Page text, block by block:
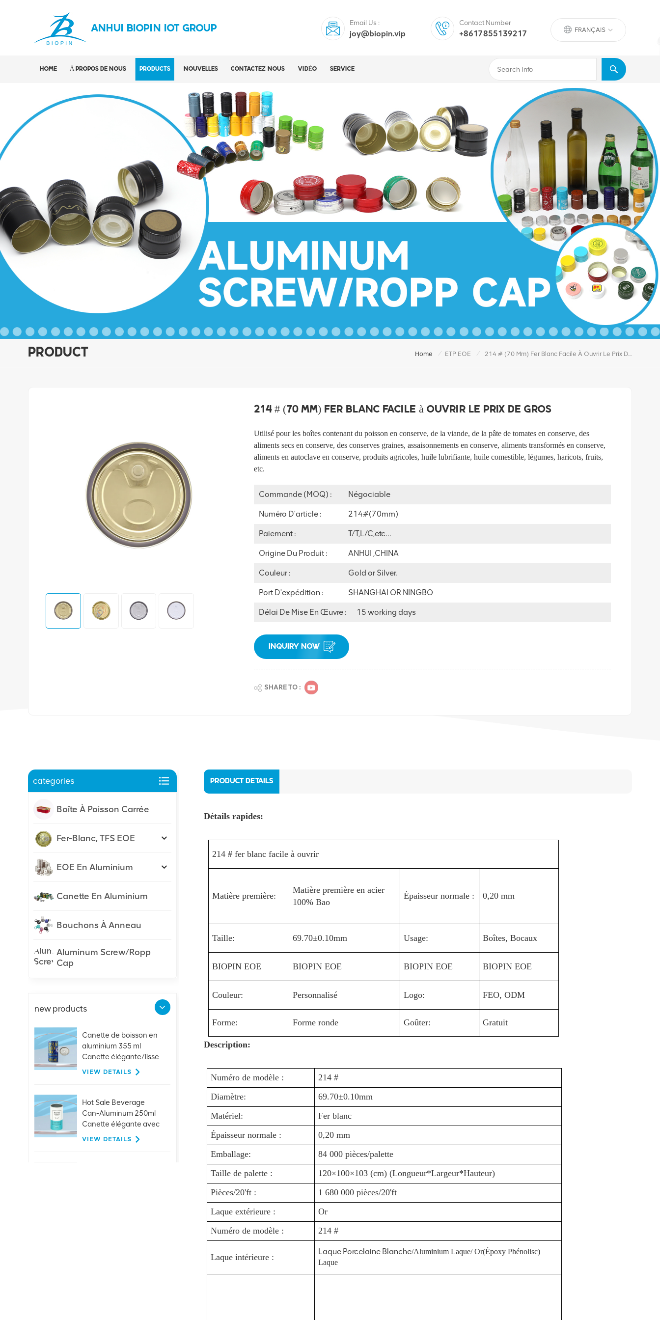
ANHUI BIOPIN IOT GROUP FRANÇAIS
Email Us :
joy@biopin.vip
Contact Number
+8617855139217
HOME À PROPOS DE NOUS PRODUCTS NOUVELLES CONTACTEZ-NOUS VIDÉO SERVICE
PRODUCT Home / ETP EOE / 214 # (70 Mm) Fer Blanc Facile À Ouvrir Le Prix De Gros
214 # (70 mm) fer blanc facile à ouvrir le prix de gros
Utilisé pour les boîtes contenant du poisson en conserve, de la viande, de la pâte de tomates en conserve, des
aliments secs en conserve, des conserves graines, assaisonnements en conserve, aliments transformés en conserve,
aliments en autoclave en conserve, produits agricoles, huile lubrifiante, huile comestible, légumes, haricots, fruits,
etc.
Commande (MOQ) : Négociable
Numéro D'article : 214#(70mm)
Paiement : T/T,L/C,etc...
Origine Du Produit : ANHUI ,CHINA
Couleur : Gold or Silver.
Port D'expédition : SHANGHAI OR NINGBO
Délai De Mise En Œuvre : 15 working days
INQUIRY NOW
SHARE TO :
PRODUCT DETAILS
Détails rapides:
214 # fer blanc facile à ouvrir
Matière première:
Matière première en acier
100% Bao
Épaisseur normale : 0,20 mm
Taille: 69.70±0.10mm Usage: Boîtes, Bocaux
BIOPIN EOE BIOPIN EOE BIOPIN EOE BIOPIN EOE
Couleur: Personnalisé Logo: FEO, ODM
Forme: Forme ronde Goûter: Gratuit
Description:
Numéro de modèle :
214 #
Diamètre:
69.70±0.10mm
Matériel:
Fer blanc
Épaisseur normale :
0,20 mm
Emballage:
84 000 pièces/palette
Taille de palette :
120×100×103 (cm) (Longueur*Largeur*Hauteur)
Pièces/20'ft :
1 680 000 pièces/20'ft
Laque extérieure :
Or
Numéro de modèle :
214 #
Laque intérieure :
Laque Porcelaine Blanche/Aluminium Laque/ Or(ÉpoxyPhénolisc)
Laque
categories
Boîte À Poisson Carrée
Fer-Blanc, TFS EOE
EOE En Aluminium
Canette En Aluminium
Bouchons À Anneau
Aluminum Screw/Ropp
Cap
new products
Canette de boisson en
aluminium 355 ml
Canette élégante/lisse
VIEW DETAILS
Hot Sale Beverage
Can-Aluminum 250ml
Canette élégante avec
couvercles
VIEW DETAILS